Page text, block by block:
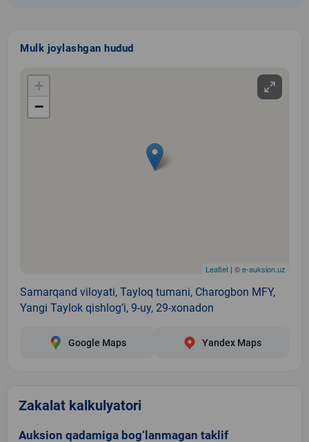
Mulk joylashgan hudud
+
−
Leaflet | ©e-auksion.uz
Samarqand viloyati, Tayloq tumani, Charogbon MFY,
Yangi Taylok qishlogʼi, 9-uy, 29-xonadon
Google Maps Yandex Maps
Zakalat kalkulyatori
Auksion qadamiga bog‘lanmagan taklif